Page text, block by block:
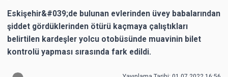
Eskişehir&#039;de bulunan evlerinden üvey babalarından
şiddet gördüklerinden ötürü kaçmaya çalıştıkları
belirtilen kardeşler yolcu otobüsünde muavinin bilet
kontrolü yapması sırasında fark edildi.